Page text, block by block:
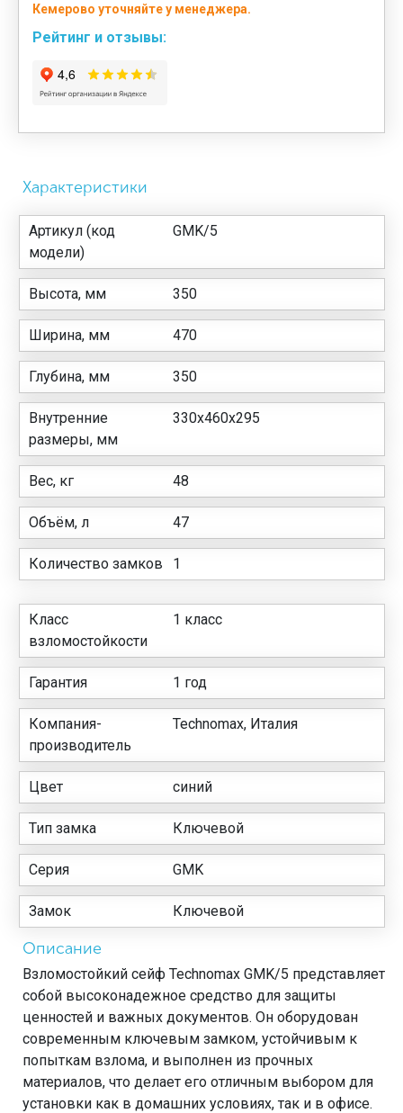
Кемерово уточняйте у менеджера.
Рейтинг и отзывы:
Характеристики
Артикул (код
модели)
GMK/5
Высота, мм 350
Ширина, мм 470
Глубина, мм 350
Внутренние
размеры, мм
330х460х295
Вес, кг 48
Объём, л 47
Количество замков 1
Класс
взломостойкости
1 класс
Гарантия 1 год
Компания-
производитель
Technomax, Италия
Цвет синий
Тип замка Ключевой
Серия GMK
Замок Ключевой
Описание
Взломостойкий сейф Technomax GMK/5 представляет
собой высоконадежное средство для защиты
ценностей и важных документов. Он оборудован
современным ключевым замком, устойчивым к
попыткам взлома, и выполнен из прочных
материалов, что делает его отличным выбором для
установки как в домашних условиях, так и в офисе.